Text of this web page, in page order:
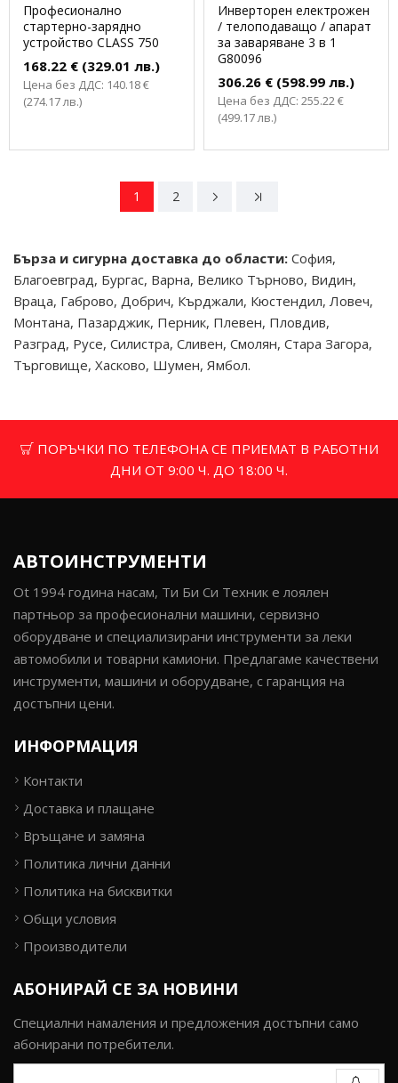
Бърза и сигурна доставка до области: София,
Благоевград, Бургас, Варна, Велико Търново, Видин,
Враца, Габрово, Добрич, Кърджали, Кюстендил, Ловеч,
Монтана, Пазарджик, Перник, Плевен, Пловдив,
Разград, Русе, Силистра, Сливен, Смолян, Стара Загора,
Търговище, Хасково, Шумен, Ямбол.
Професионално
стартерно-зарядно
устройство CLASS 750
168.22 € (329.01 лв.)
Цена без ДДС: 140.18 €
(274.17 лв.)
Инверторен електрожен
/ телоподаващо / апарат
за заваряване 3 в 1
G80096
306.26 € (598.99 лв.)
Цена без ДДС: 255.22 €
(499.17 лв.)
1 2
ПОРЪЧКИ ПО ТЕЛЕФОНА СЕ ПРИЕМАТ В РАБОТНИ
ДНИ ОТ 9:00 Ч. ДО 18:00 Ч.
АВТОИНСТРУМЕНТИ
Ot 1994 година насам, Ти Би Си Техник е лоялен
партньор за професионални машини, сервизно
оборудване и специализирани инструменти за леки
автомобили и товарни камиони. Предлагаме качествени
инструменти, машини и оборудване, с гаранция на
достъпни цени.
ИНФОРМАЦИЯ
Контакти
Доставка и плащане
Връщане и замяна
Политика лични данни
Политика на бисквитки
Общи условия
Производители
АБОНИРАЙ СЕ ЗА НОВИНИ
Специални намаления и предложения достъпни само
абонирани потребители.